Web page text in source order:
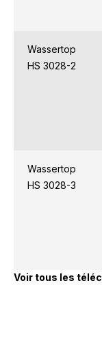
Wassertop
HS 3028-2
Wassertop
HS 3028-3
Voir tous les